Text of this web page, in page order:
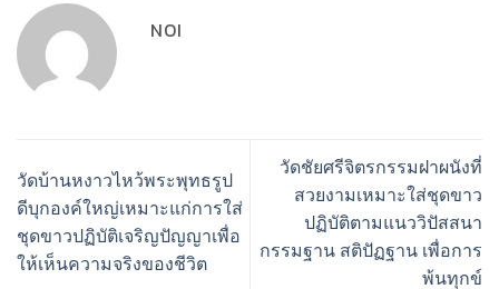
NOI
วัดบ้านหงาวไหว้พระพุทธรูป
ดีบุกองค์ใหญ่เหมาะแก่การใส่
ชุดขาวปฏิบัติเจริญปัญญาเพื่อ
ให้เห็นความจริงของชีวิต
วัดชัยศรีจิตรกรรมฝาผนังที่
สวยงามเหมาะใส่ชุดขาว
ปฏิบัติตามแนววิปัสสนา
กรรมฐาน สติปัฏฐาน เพื่อการ
พ้นทุกข์